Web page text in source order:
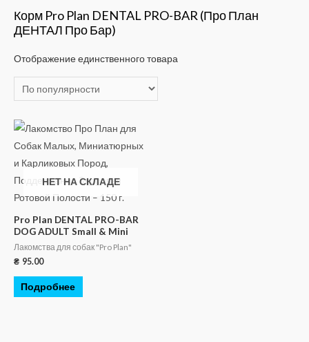
Корм Pro Plan DENTAL PRO-BAR (Про План
ДЕНТАЛ Про Бар)
Отображение единственного товара
НЕТ НА СКЛАДЕ
Pro Plan DENTAL PRO-BAR
DOG ADULT Small & Mini
Лакомства для собак "Pro Plan"
₴ 95.00
Подробнее